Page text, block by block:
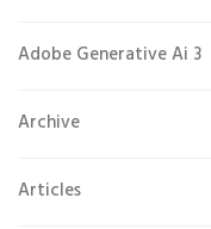
Adobe Generative Ai 3
Archive
Articles